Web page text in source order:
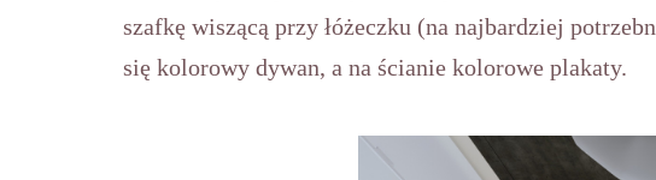
szafkę wiszącą przy łóżeczku (na najbardziej
się kolorowy dywan, a na ścianie kolorowe plakaty.